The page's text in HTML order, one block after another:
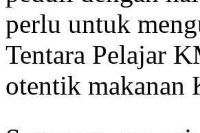
perlu untuk
Tentara Pelajar
otentik makanan